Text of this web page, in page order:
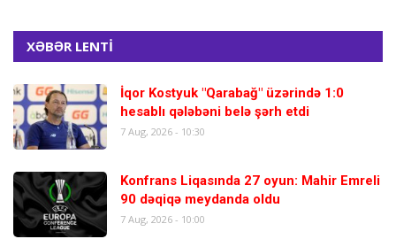
XƏBƏR LENTİ
İqor Kostyuk "Qarabağ" üzərində 1:0
hesablı qələbəni belə şərh etdi
7 Aug, 2026 - 10:30
Konfrans Liqasında 27 oyun: Mahir Emreli
90 dəqiqə meydanda oldu
7 Aug, 2026 - 10:00